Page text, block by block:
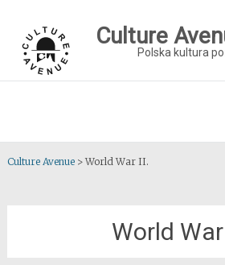
content
Culture
Polska kultura
Culture Avenue> World War II.
World